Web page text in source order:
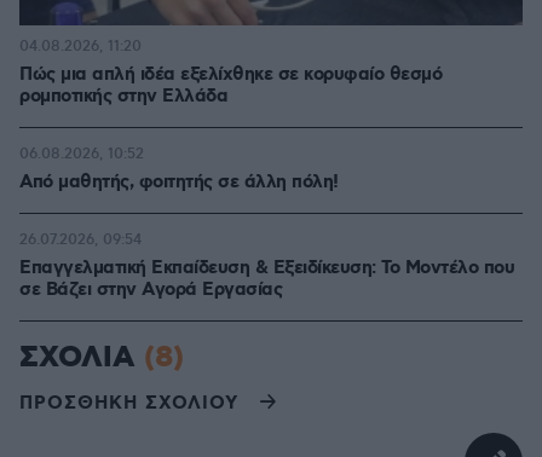
Πώς μια απλή ιδέα εξελίχθηκε σε κορυφαίο θεσμό
ρομποτικής στην Ελλάδα
04.08.2026, 11:20
Από μαθητής, φοιτητής σε άλλη πόλη!
06.08.2026, 10:52
Επαγγελματική Εκπαίδευση & Εξειδίκευση: Το Mοντέλο που
σε Bάζει στην Aγορά Eργασίας
26.07.2026, 09:54
ΣΧΟΛΙΑ (8)
ΠΡΟΣΘΗΚΗ ΣΧΟΛΙΟΥ